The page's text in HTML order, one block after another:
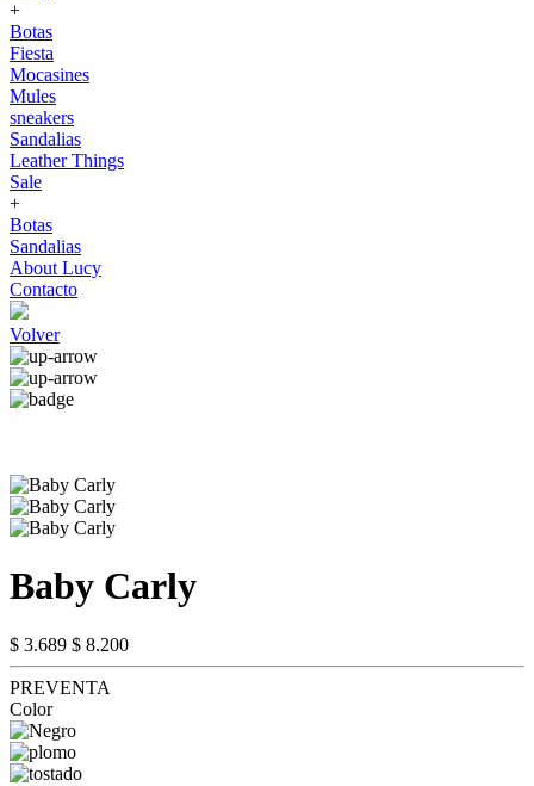
+
Botas
Fiesta
Mocasines
Mules
sneakers
Sandalias
Leather Things
Sale
+
Botas
Sandalias
About Lucy
Contacto
Volver
Baby Carly
$ 3.689 $ 8.200
PREVENTA
Color